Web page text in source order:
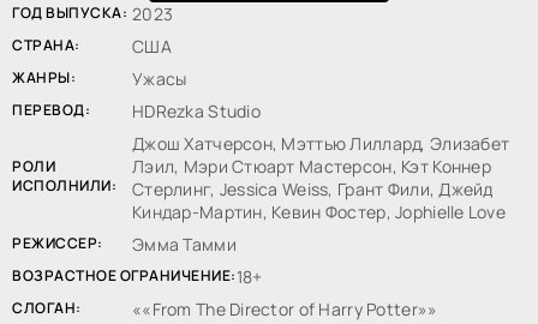
ГОД ВЫПУСКА: 2023
СТРАНА: США
ЖАНРЫ: Ужасы
ПЕРЕВОД: HDRezka Studio
РОЛИ
ИСПОЛНИЛИ:
Джош Хатчерсон, Мэттью Лиллард, Элизабет
Лэил, Мэри Стюарт Мастерсон, Кэт Коннер
Стерлинг, Jessica Weiss, Грант Фили, Джейд
Киндар-Мартин, Кевин Фостер, Jophielle Love
РЕЖИССЕР: Эмма Тамми
ВОЗРАСТНОЕ ОГРАНИЧЕНИЕ:18+
СЛОГАН: «From The Director of Harry Potter»